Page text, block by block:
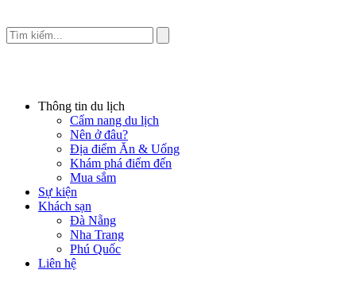
Thông tin du lịch
Cẩm nang du lịch
Nên ở đâu?
Địa điểm Ăn & Uống
Khám phá điểm đến
Mua sắm
Sự kiện
Khách sạn
Đà Nẵng
Nha Trang
Phú Quốc
Liên hệ